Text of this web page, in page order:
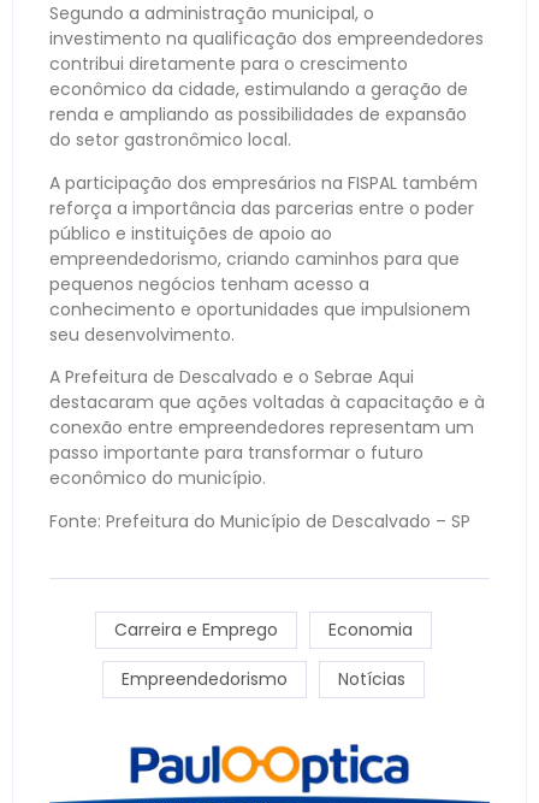
Segundo a administração municipal, o
investimento na qualificação dos empreendedores
contribui diretamente para o crescimento
econômico da cidade, estimulando a geração de
renda e ampliando as possibilidades de expansão
do setor gastronômico local.
A participação dos empresários na FISPAL também
reforça a importância das parcerias entre o poder
público e instituições de apoio ao
empreendedorismo, criando caminhos para que
pequenos negócios tenham acesso a
conhecimento e oportunidades que impulsionem
seu desenvolvimento.
A Prefeitura de Descalvado e o Sebrae Aqui
destacaram que ações voltadas à capacitação e à
conexão entre empreendedores representam um
passo importante para transformar o futuro
econômico do município.
Fonte: Prefeitura do Município de Descalvado – SP
Carreira e Emprego Economia
Empreendedorismo Notícias